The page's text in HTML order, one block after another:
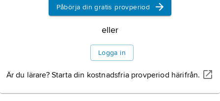
Påbörja din gratis provperiod
eller
Logga in
Är du lärare? Starta din kostnadsfria provperiod härifrån.